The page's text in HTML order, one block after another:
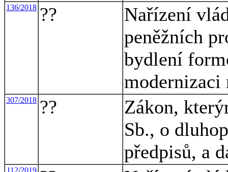
136/2018 ??
Nařízení
peněžních
bydlení
modernizaci
307/2018 ??
Zákon,
Sb., o
předpisů, a
112/2019